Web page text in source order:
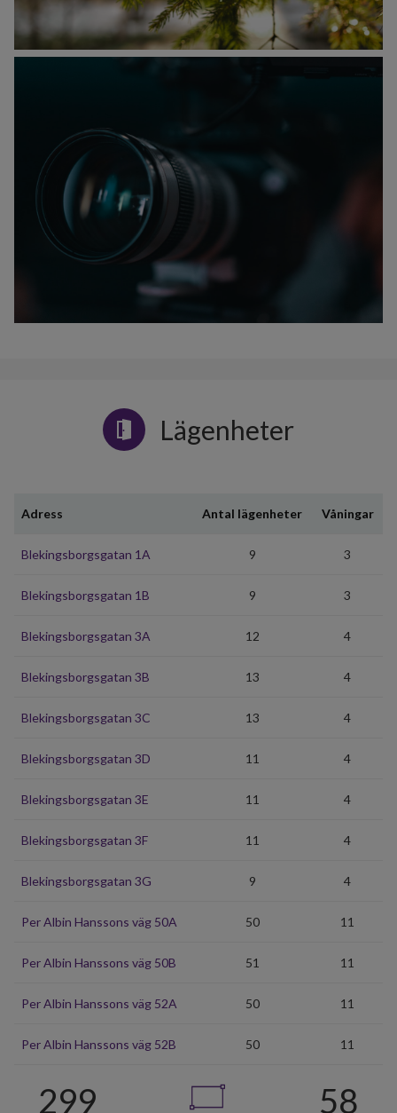
Lägenheter
Adress Antal lägenheter Våningar
Blekingsborgsgatan 1A 9 3
Blekingsborgsgatan 1B 9 3
Blekingsborgsgatan 3A 12 4
Blekingsborgsgatan 3B 13 4
Blekingsborgsgatan 3C 13 4
Blekingsborgsgatan 3D 11 4
Blekingsborgsgatan 3E 11 4
Blekingsborgsgatan 3F 11 4
Blekingsborgsgatan 3G 9 4
Per Albin Hanssons väg 50A 50 11
Per Albin Hanssons väg 50B 51 11
Per Albin Hanssons väg 52A 50 11
Per Albin Hanssons väg 52B 50 11